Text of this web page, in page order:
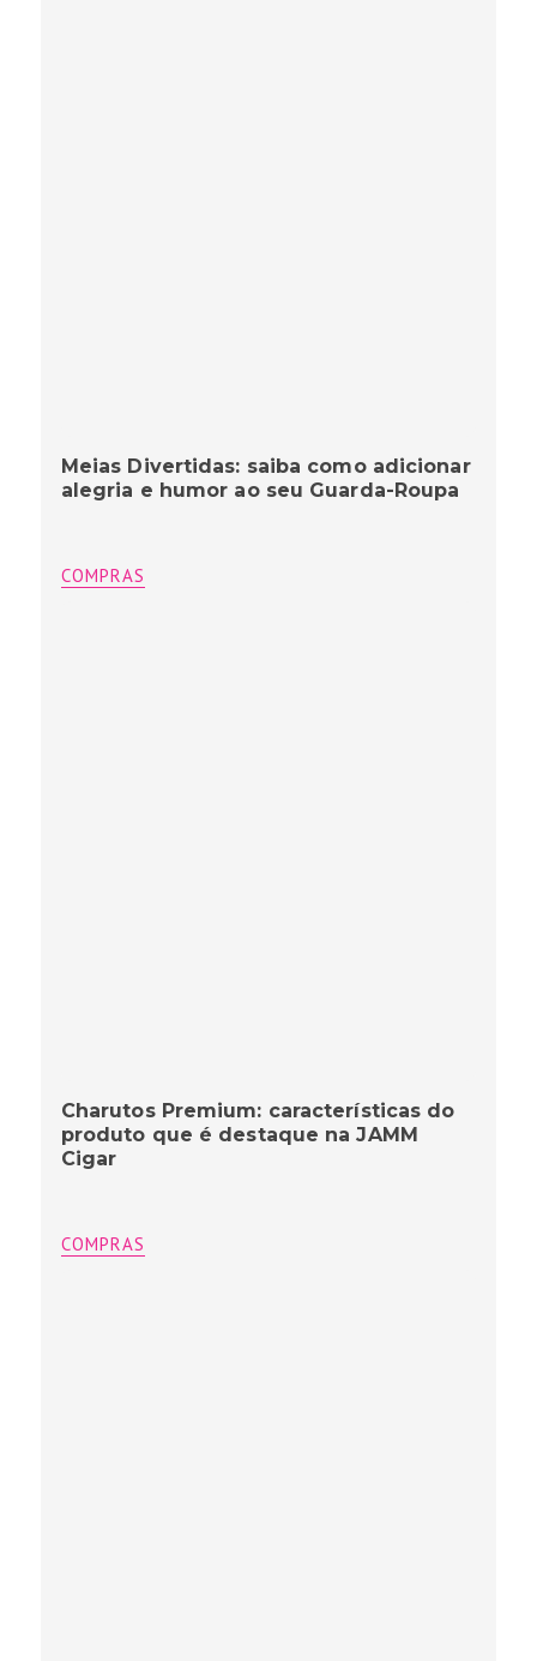
Meias Divertidas: saiba como adicionar
alegria e humor ao seu Guarda-Roupa
COMPRAS
Charutos Premium: características do
produto que é destaque na JAMM
Cigar
COMPRAS